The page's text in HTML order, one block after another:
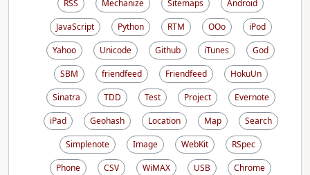
RSS
Mechanize Sitemaps
Android
JavaScript
Python RTM OOo
iPod
Yahoo
Unicode Github iTunes
God
SBM
friendfeed Friendfeed
HokuUn
Sinatra
TDD Test Project
Evernote
iPad
Geohash Location Map
Search
Simplenote
Image WebKit
RSpec
Phone
CSV WiMAX USB
Chrome